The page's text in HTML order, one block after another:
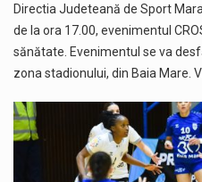
Directia Judeteană de Sport
de la ora 17.00, evenimentul
sănătate. Evenimentul se va
zona stadionului, din Baia Mare.